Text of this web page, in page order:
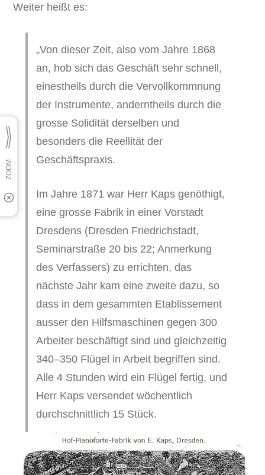
Weiter heißt es:
„Von dieser Zeit, also vom Jahre 1868
an, hob sich das Geschäft sehr schnell,
einestheils durch die Vervollkommnung
der Instrumente, anderntheils durch die
grosse Solidität derselben und
besonders die Reellität der
Geschäftspraxis.
Im Jahre 1871 war Herr Kaps genöthigt,
eine grosse Fabrik in einer Vorstadt
Dresdens (Dresden Friedrichstadt,
Seminarstraße 20 bis 22; Anmerkung
des Verfassers) zu errichten, das
nächste Jahr kam eine zweite dazu, so
dass in dem gesammten Etablissement
ausser den Hilfsmaschinen gegen 300
Arbeiter beschäftigt sind und gleichzeitig
340–350 Flügel in Arbeit begriffen sind.
Alle 4 Stunden wird ein Flügel fertig, und
Herr Kaps versendet wöchentlich
durchschnittlich 15 Stück.